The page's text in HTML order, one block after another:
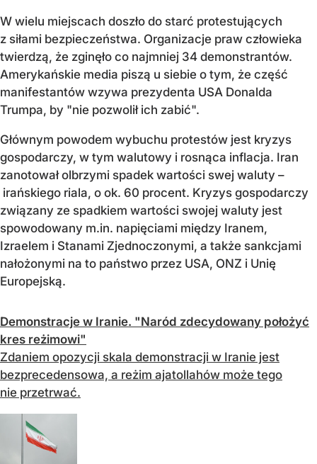
W wielu miejscach doszło do starć protestujących
z siłami bezpieczeństwa. Organizacje praw człowieka
twierdzą, że zginęło co najmniej 34 demonstrantów.
Amerykańskie media piszą u siebie o tym, że część
manifestantów wzywa prezydenta USA Donalda
Trumpa, by "nie pozwolił ich zabić".
Głównym powodem wybuchu protestów jest kryzys
gospodarczy, w tym walutowy i rosnąca inflacja. Iran
zanotował olbrzymi spadek wartości swej waluty –
irańskiego riala, o ok. 60 procent. Kryzys gospodarczy
związany ze spadkiem wartości swojej waluty jest
spowodowany m.in. napięciami między Iranem,
Izraelem i Stanami Zjednoczonymi, a także sankcjami
nałożonymi na to państwo przez USA, ONZ i Unię
Europejską.
Demonstracje w Iranie. "Naród zdecydowany położyć
kres reżimowi"
Zdaniem opozycji skala demonstracji w Iranie jest
bezprecedensowa, a reżim ajatollahów może tego
nie przetrwać.